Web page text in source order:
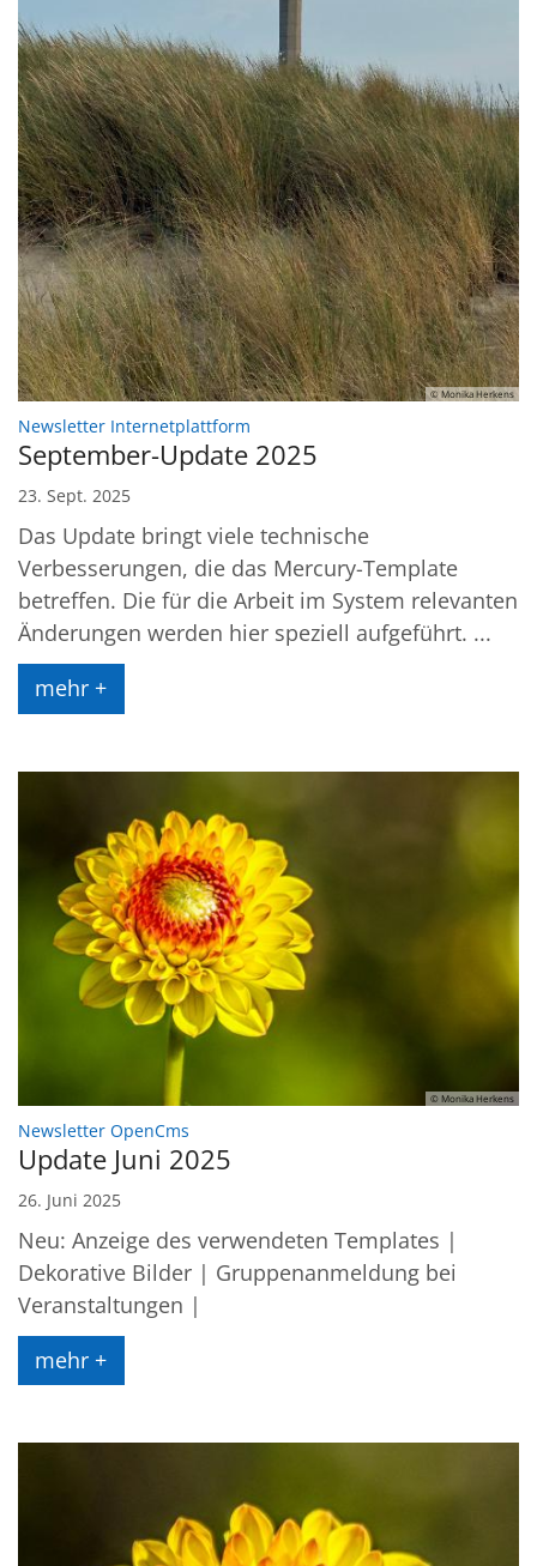
© Monika Herkens
Newsletter Internetplattform
September-Update 2025
23. Sept. 2025
Das Update bringt viele technische
Verbesserungen, die das Mercury-Template
betreffen. Die für die Arbeit im System relevanten
Änderungen werden hier speziell aufgeführt. ...
mehr +
© Monika Herkens
Newsletter OpenCms
Update Juni 2025
26. Juni 2025
Neu: Anzeige des verwendeten Templates |
Dekorative Bilder | Gruppenanmeldung bei
Veranstaltungen |
mehr +